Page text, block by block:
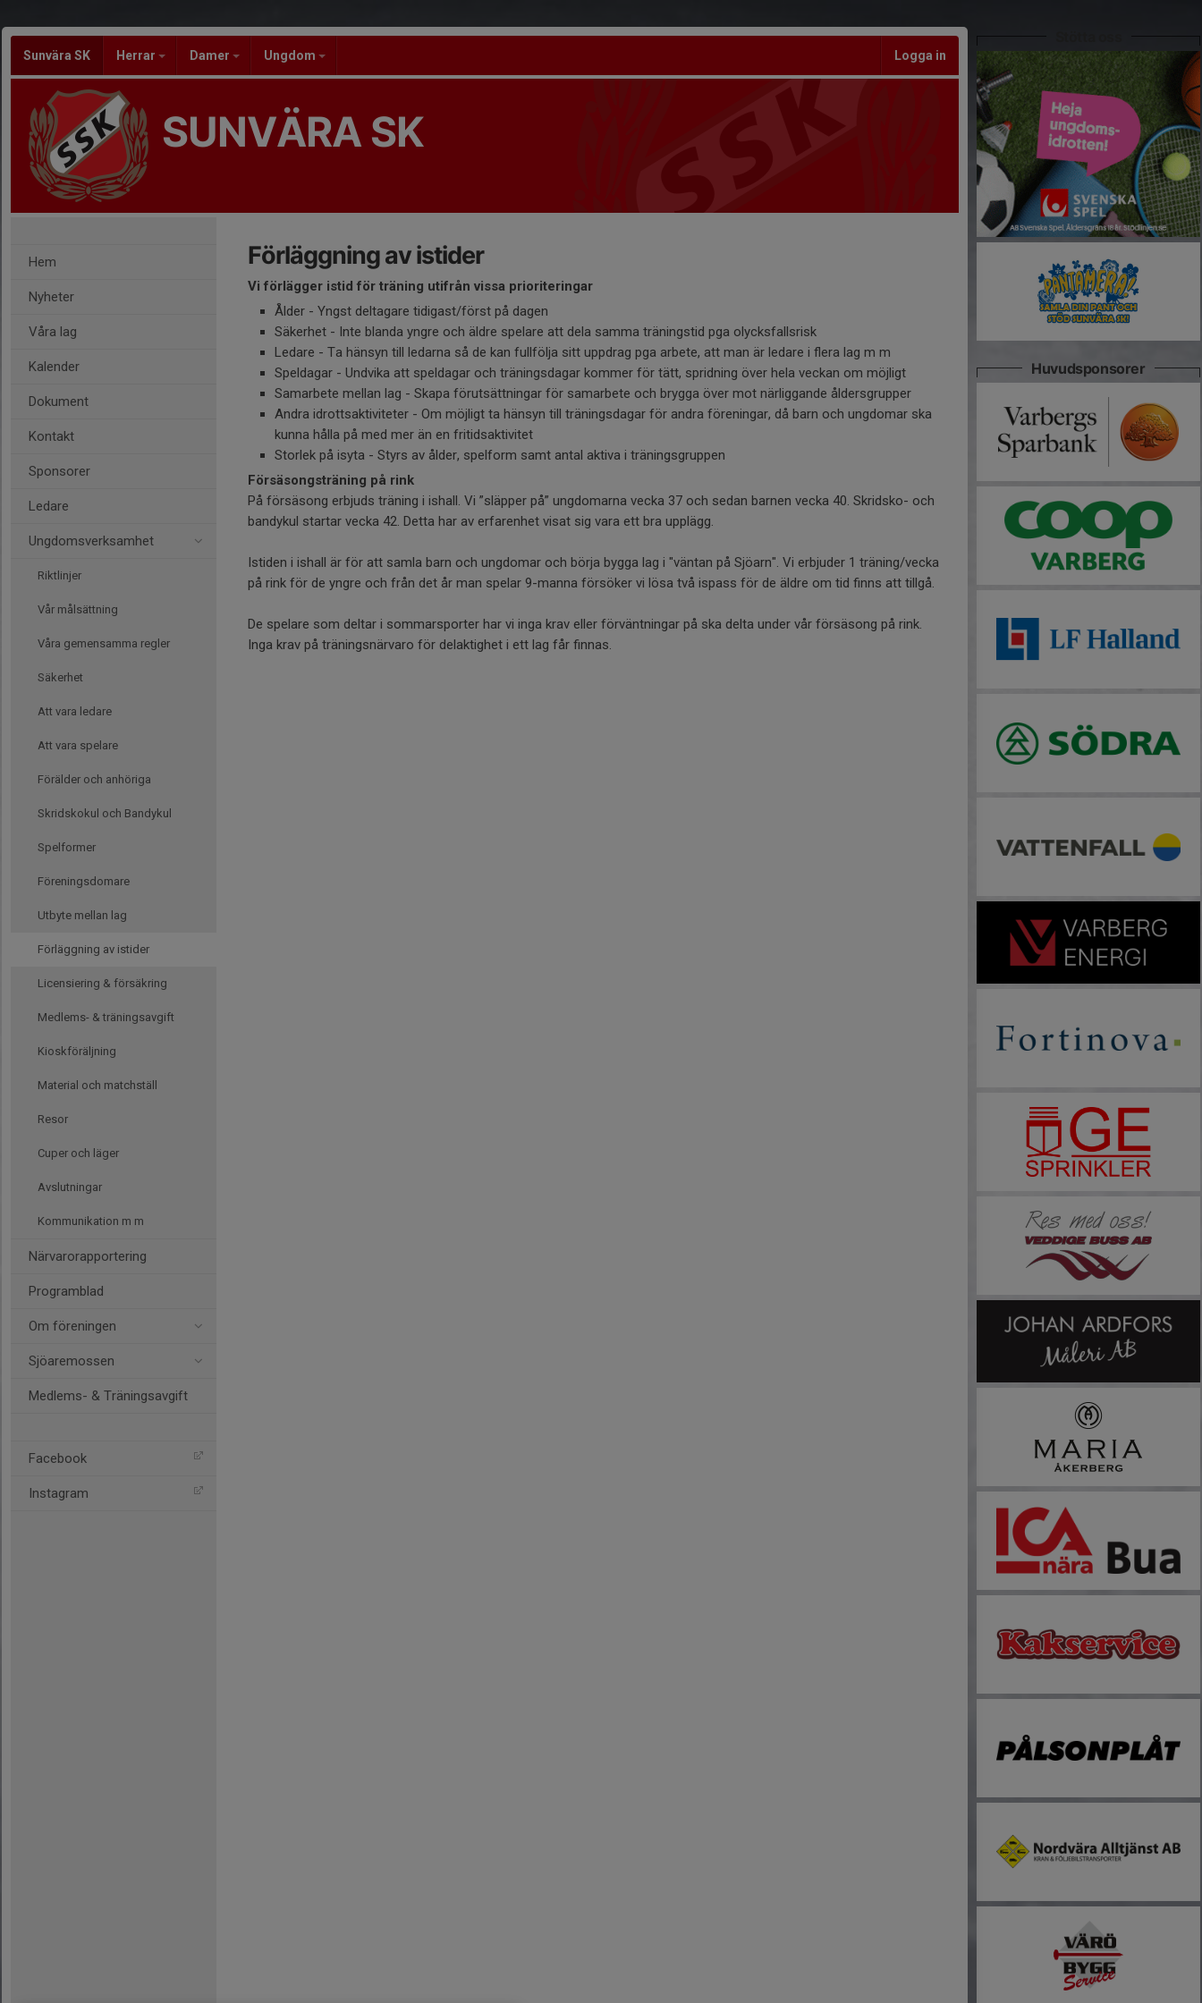
Sunvära SK Herrar Damer Ungdom Logga in
SUNVÄRA SK
Hem
Nyheter
Våra lag
Kalender
Dokument
Kontakt
Sponsorer
Ledare
Ungdomsverksamhet
Riktlinjer
Vår målsättning
Våra gemensamma regler
Säkerhet
Att vara ledare
Att vara spelare
Förälder och anhöriga
Skridskokul och Bandykul
Spelformer
Föreningsdomare
Utbyte mellan lag
Förläggning av istider
Licensiering & försäkring
Medlems- & träningsavgift
Kioskföräljning
Material och matchställ
Resor
Cuper och läger
Avslutningar
Kommunikation m m
Närvarorapportering
Programblad
Om föreningen
Sjöaremossen
Medlems- & Träningsavgift
Facebook
Instagram
Förläggning av istider
Vi förlägger istid för träning utifrån vissa prioriteringar
Ålder - Yngst deltagare tidigast/först på dagen
Säkerhet - Inte blanda yngre och äldre spelare att dela samma träningstid pga olycksfallsrisk
Ledare - Ta hänsyn till ledarna så de kan fullfölja sitt uppdrag pga arbete, att man är ledare i flera lag m m
Speldagar - Undvika att speldagar och träningsdagar kommer för tätt, spridning över hela veckan om möjligt
Samarbete mellan lag - Skapa förutsättningar för samarbete och brygga över mot närliggande åldersgrupper
Andra idrottsaktiviteter - Om möjligt ta hänsyn till träningsdagar för andra föreningar, då barn och ungdomar ska
kunna hålla på med mer än en fritidsaktivitet
Storlek på isyta - Styrs av ålder, spelform samt antal aktiva i träningsgruppen
Försäsongsträning på rink
På försäsong erbjuds träning i ishall. Vi ”släpper på” ungdomarna vecka 37 och sedan barnen vecka 40. Skridsko- och
bandykul startar vecka 42. Detta har av erfarenhet visat sig vara ett bra upplägg.
Istiden i ishall är för att samla barn och ungdomar och börja bygga lag i "väntan på Sjöarn". Vi erbjuder 1 träning/vecka
på rink för de yngre och från det år man spelar 9-manna försöker vi lösa två ispass för de äldre om tid finns att tillgå.
De spelare som deltar i sommarsporter har vi inga krav eller förväntningar på ska delta under vår försäsong på rink.
Inga krav på träningsnärvaro för delaktighet i ett lag får finnas.
Huvudsponsorer